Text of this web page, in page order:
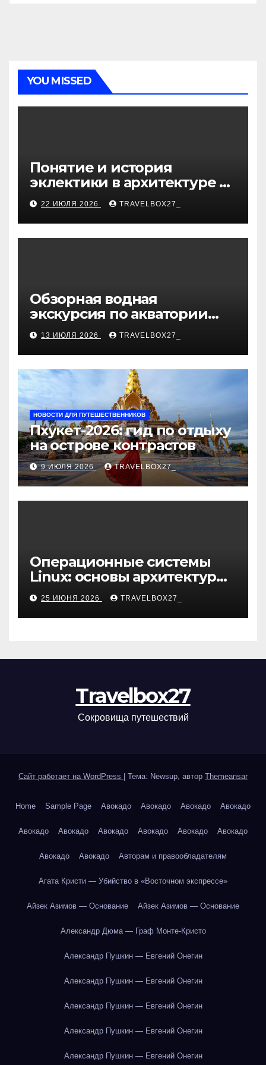
YOU MISSED
Понятие и история
эклектики в архитектуре и
дизайне интерьеров
22 ИЮЛЯ 2026 TRAVELBOX27_
Обзорная водная
экскурсия по акватории
бухты Песчаная
13 ИЮЛЯ 2026 TRAVELBOX27_
НОВОСТИ ДЛЯ ПУТЕШЕСТВЕННИКОВ
Пхукет-2026: гид по отдыху
на острове контрастов
9 ИЮЛЯ 2026 TRAVELBOX27_
Операционные системы
Linux: основы архитектуры,
компоненты и области
применения
25 ИЮНЯ 2026 TRAVELBOX27_
Travelbox27
Сокровища путешествий
Сайт работает на WordPress Тема: Newsup, автор Themeansar
Home Sample Page Авокадо Авокадо Авокадо Авокадо
Авокадо Авокадо Авокадо Авокадо Авокадо Авокадо
Авокадо Авокадо Авторам и правообладателям
Агата Кристи — Убийство в «Восточном экспрессе»
Айзек Азимов — Основание Айзек Азимов — Основание
Александр Дюма — Граф Монте-Кристо
Александр Пушкин — Евгений Онегин
Александр Пушкин — Евгений Онегин
Александр Пушкин — Евгений Онегин
Александр Пушкин — Евгений Онегин
Александр Пушкин — Евгений Онегин